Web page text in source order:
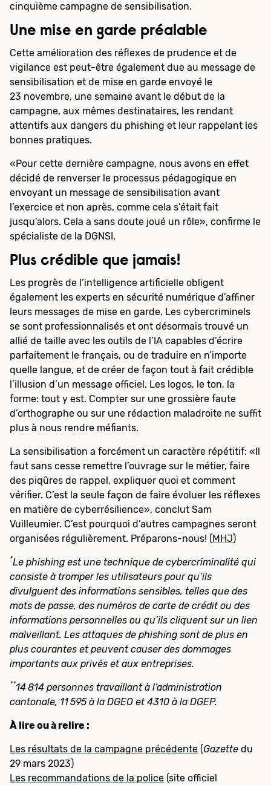
cinquième campagne de sensibilisation.
Une mise en garde préalable
Cette amélioration des réflexes de prudence et de
vigilance est peut-être également due au message de
sensibilisation et de mise en garde envoyé le
23 novembre, une semaine avant le début de la
campagne, aux mêmes destinataires, les rendant
attentifs aux dangers du phishing et leur rappelant les
bonnes pratiques.
«Pour cette dernière campagne, nous avons en effet
décidé de renverser le processus pédagogique en
envoyant un message de sensibilisation avant
l’exercice et non après, comme cela s’était fait
jusqu’alors. Cela a sans doute joué un rôle», confirme le
spécialiste de la DGNSI.
Plus crédible que jamais!
Les progrès de l’intelligence artificielle obligent
également les experts en sécurité numérique d’affiner
leurs messages de mise en garde. Les cybercriminels
se sont professionnalisés et ont désormais trouvé un
allié de taille avec les outils de l’IA capables d’écrire
parfaitement le français, ou de traduire en n’importe
quelle langue, et de créer de façon tout à fait crédible
l’illusion d’un message officiel. Les logos, le ton, la
forme: tout y est. Compter sur une grossière faute
d’orthographe ou sur une rédaction maladroite ne suffit
plus à nous rendre méfiants.
La sensibilisation a forcément un caractère répétitif: «Il
faut sans cesse remettre l’ouvrage sur le métier, faire
des piqûres de rappel, expliquer quoi et comment
vérifier. C’est la seule façon de faire évoluer les réflexes
en matière de cyberrésilience», conclut Sam
Vuilleumier. C’est pourquoi d’autres campagnes seront
organisées régulièrement. Préparons-nous! ( MHJ)
*Le phishing est une technique de cybercriminalité qui
consiste à tromper les utilisateurs pour qu’ils
divulguent des informations sensibles, telles que des
mots de passe, des numéros de carte de crédit ou des
informations personnelles ou qu’ils cliquent sur un lien
malveillant. Les attaques de phishing sont de plus en
plus courantes et peuvent causer des dommages
importants aux privés et aux entreprises.
**14 814 personnes travaillant à l’administration
cantonale, 11 595 à la DGEO et4310 à la DGEP.
À lire ou à relire :
Les résultats de la campagne précédente (Gazette du
29 mars 2023)
Les recommandations de la police (site officiel